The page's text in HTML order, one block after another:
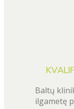
Baltų
ilgametę